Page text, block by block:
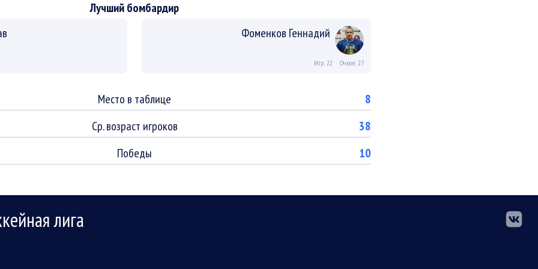
Лучший бомбардир
Фоменков Геннадий
Игр: 22 Очков: 27
Место в таблице
8
Ср. возраст игроков
38
Победы 10
лига